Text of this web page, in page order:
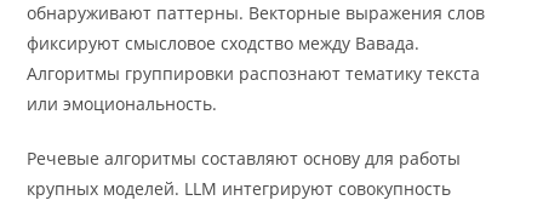
обнаруживают паттерны. Векторные выражения слов
фиксируют смысловое сходство между Вавада.
Алгоритмы группировки распознают тематику текста
или эмоциональность.
Речевые алгоритмы составляют основу для работы
крупных моделей. LLM интегрируют совокупность